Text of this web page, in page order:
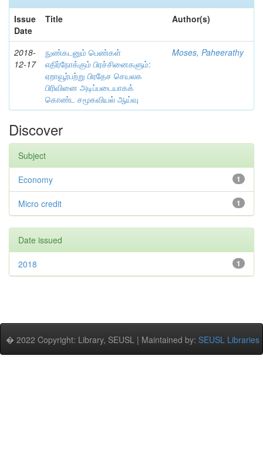
Issue
Date
Title Author(s)
2018-
12-17
நுண்கடனும் பெண்கள்
எதிர்நோக்கும் பிரச்சினைகளும்:
ஏறாவூர்பற்று பிரதேச செயலக
பிரிவினை அடிப்படையாகக்
கொண்ட சமூகவியல் ஆய்வு
Moses, Paheerathy
Discover
Subject
1
Economy
1
Micro credit
Date issued
1
2018
� 2022 Copyright: Library, SEUSL | Maintained by: SEUSL Libraries